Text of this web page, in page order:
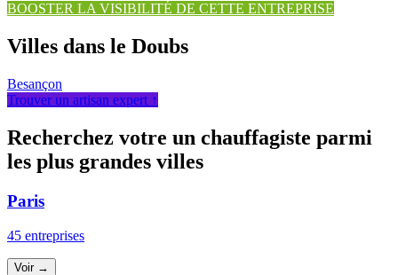
BOOSTER LA VISIBILITÉ DE CETTE ENTREPRISE
Villes dans le Doubs
Besançon
Trouver un artisan expert ↑
Recherchez votre un chauffagiste parmi
les plus grandes villes
Paris
45 entreprises
Voir →